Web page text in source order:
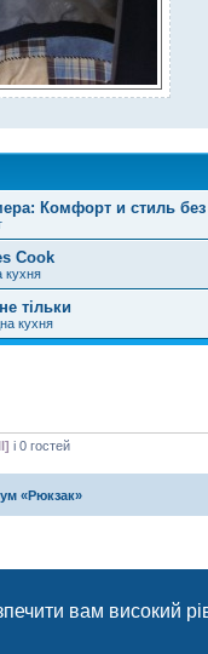
вам високий
Комфорт и стиль
Cook
кухня
тільки
кухня
і 0 гостей
«Рюкзак»